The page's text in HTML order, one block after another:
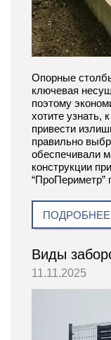
Опорные
ключевая
поэтому
хотите узнать,
привести
правильно
обеспечивали
конструкции
“ПроПериметр”
ПОДРОБНЕЕ
Виды
11.11.2025